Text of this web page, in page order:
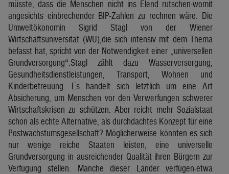
müsste, dass die Menschen nicht ins Elend rutschen-womit
angesichts einbrechender BIP-Zahlen zu rechnen wäre. Die
Umweltökonomin Sigrid Stagl von der Wiener
Wirtschaftsuniversität (WU),die sich intensiv mit dem Thema
befasst hat, spricht von der Notwendigkeit einer „universellen
Grundversorgung“.Stagl zählt dazu Wasserversorgung,
Gesundheitsdienstleistungen, Transport, Wohnen und
Kinderbetreuung. Es handelt sich letztlich um eine Art
Absicherung, um Menschen vor den Verwerfungen schwerer
Wirtschaftskrisen zu schützen. Aber reicht mehr Sozialstaat
schon als echte Alternative, als durchdachtes Konzept für eine
Postwachstumsgesellschaft? Möglicherweise könnten es sich
nur wenige reiche Staaten leisten, eine universelle
Grundversorgung in ausreichender Qualität ihren Bürgern zur
Verfügung stellen. Manche dieser Länder verfügen-etwa